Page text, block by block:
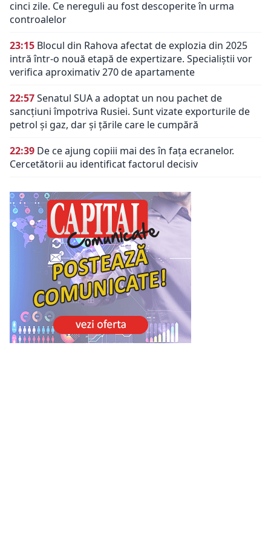
cinci zile. Ce nereguli au fost descoperite în urma
controalelor
23:15 Blocul din Rahova afectat de explozia din 2025
intră într-o nouă etapă de expertizare. Specialiștii vor
verifica aproximativ 270 de apartamente
22:57Senatul SUA a adoptat un nou pachet de
sancțiuni împotriva Rusiei. Sunt vizate exporturile de
petrol și gaz, dar și țările care le cumpără
22:39 De ce ajung copiii mai des în fața ecranelor.
Cercetătorii au identificat factorul decisiv